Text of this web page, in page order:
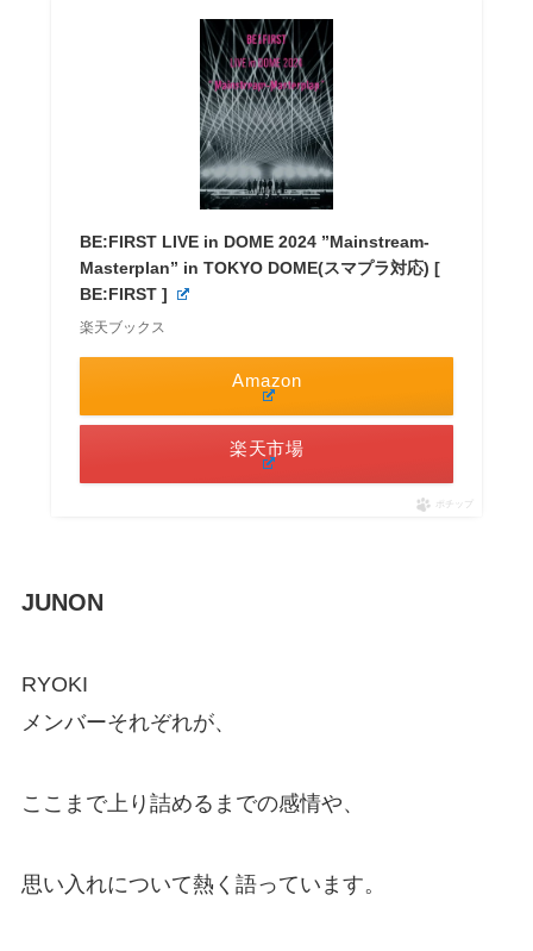
BE:FIRST LIVE in DOME 2024 ”Mainstream-
Masterplan” in TOKYO DOME(スマプラ対応) [
BE:FIRST ]
楽天ブックス
Amazon
楽天市場
ポチップ
JUNON
RYOKI
メンバーそれぞれが、
ここまで上り詰めるまでの感情や、
思い入れについて熱く語っています。